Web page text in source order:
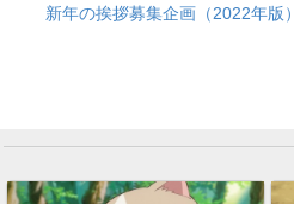
新年の挨拶募集企画（2022年版）